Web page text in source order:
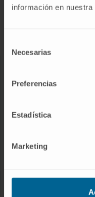
información en nuestra
Necesarias
Preferencias
Estadística
Marketing
Campus of the Universidad